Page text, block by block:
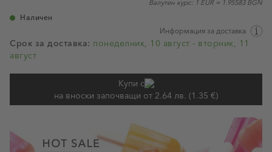
Валутен курс: 1 EUR = 1.95583 BGN
Наличен
Информация за доставка
Срок за доставка: понеделник, 10 август - вторник, 11
август
Купи с
на вноски започващи от 2.64 лв. (1.35 €)